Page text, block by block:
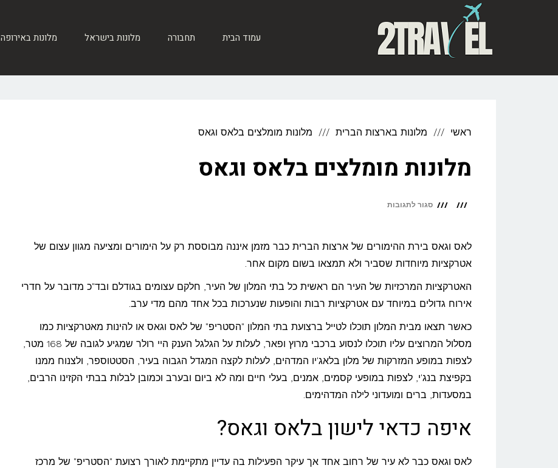
עמוד הבית תחבורה מלונות בישראל מלונות באירופה
ראשי מלונות בארצות הברית מלונות מומלצים בלאס וגאס
מלונות מומלצים בלאס וגאס
סגור לתגובות
בלאס
לאס וגאס בירת ההימורים של ארצות הברית כבר מזמן איננה מבוססת רק על הימורים ומציעה מגוון עצום של
אטרקציות מיוחדות שסביר ולא תמצאו בשום מקום אחר.
האטרקציות המרכזיות של העיר הם ראשית כל בתי המלון של העיר, חלקם עצומים בגודלם ובד"כ מדובר על חדרי
אירוח גדולים במיוחד עם אטרקציות רבות והופעות שנערכות בכל אחד מהם מדי ערב.
כאשר תצאו מבית המלון תוכלו לטייל ברצועת בתי המלון "הסטריפ" של לאס וגאס או להינות מאטרקציות כמו
מסלול המרוצים עליו תוכלו לנסוע ברכבי מרוץ ופאר, לעלות על הגלגל הענק היי רולר שמגיע לגובה של 168 מטר,
לצפות במופע המזרקות של מלון בלאג'יו המדהים, לעלות לקצה המגדל הגבוה בעיר, הסטטוספר, ולצנוח ממנו
בקפיצת בנג'י, לצפות במופעי קסמים, אמנים, בעלי חיים ומה לא ביום ובערב וכמובן לבלות בבתי הקזינו הרבים,
במסעדות, ברים ומועדוני לילה המדהימים.
איפה כדאי לישון בלאס וגאס?
לאס וגאס כבר לא עיר של רחוב אחד אך עיקר הפעילות בה עדיין מתקיימת לאורך רצועת "הסטריפ" של מרכז